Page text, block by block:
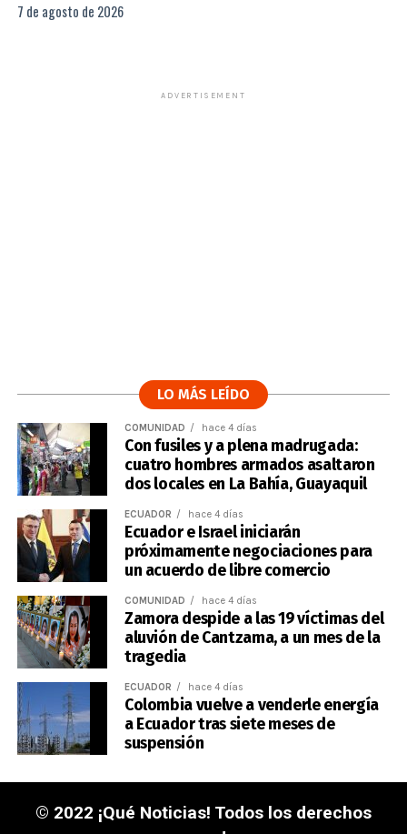
7 de agosto de 2026
ADVERTISEMENT
LO MÁS LEÍDO
COMUNIDAD hace 4 días
Con fusiles y a plena madrugada:
cuatro hombres armados asaltaron
dos locales en La Bahía, Guayaquil
ECUADOR hace 4 días
Ecuador e Israel iniciarán
próximamente negociaciones para
un acuerdo de libre comercio
COMUNIDAD hace 4 días
Zamora despide a las 19 víctimas del
aluvión de Cantzama, a un mes de la
tragedia
ECUADOR hace 4 días
Colombia vuelve a venderle energía
a Ecuador tras siete meses de
suspensión
© 2022 ¡Qué Noticias! Todos los derechos